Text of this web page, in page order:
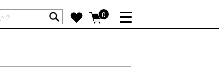
0
トには商品が入っていません。